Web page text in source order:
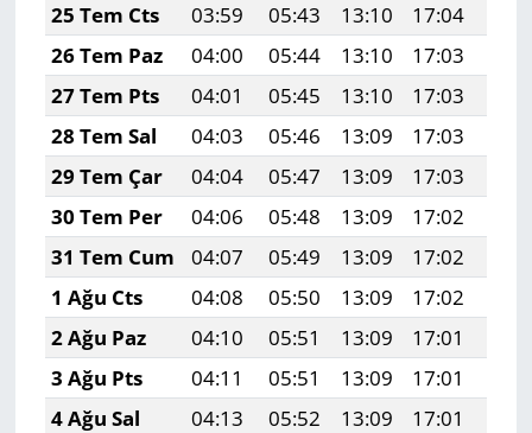
25 Tem Cts
03:59 05:43 13:10 17:04
26 Tem Paz
04:00 05:44 13:10 17:03
27 Tem Pts
04:01 05:45 13:10 17:03
28 Tem Sal
04:03 05:46 13:09 17:03
29 Tem Çar
04:04 05:47 13:09 17:03
30 Tem Per
04:06 05:48 13:09 17:02
31 Tem Cum
04:07 05:49 13:09 17:02
1 Ağu Cts
04:08 05:50 13:09 17:02
2 Ağu Paz
04:10 05:51 13:09 17:01
3 Ağu Pts
04:11 05:51 13:09 17:01
4 Ağu Sal
04:13 05:52 13:09 17:01